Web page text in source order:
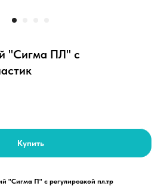
"Сигма ПЛ" с
Купить
"Сигма П" с регулировкой пл.тр